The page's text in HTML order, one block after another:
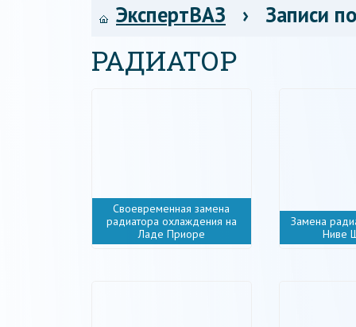
ЭкспертВАЗ › Записи
РАДИАТОР
Своевременная замена
радиатора охлаждения на
Ладе Приоре
Замена
Ниве